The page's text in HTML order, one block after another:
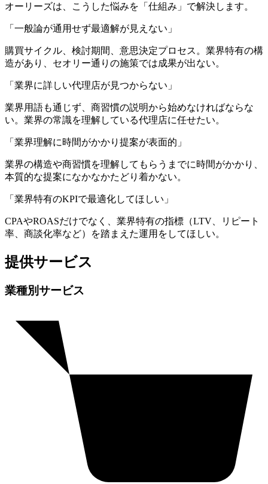
オーリーズは、こうした悩みを「仕組み」で解決します。
「一般論が通用せず最適解が見えない」
購買サイクル、検討期間、意思決定プロセス。業界特有の構
造があり、セオリー通りの施策では成果が出ない。
「業界に詳しい代理店が見つからない」
業界用語も通じず、商習慣の説明から始めなければならな
い。業界の常識を理解している代理店に任せたい。
「業界理解に時間がかかり提案が表面的」
業界の構造や商習慣を理解してもらうまでに時間がかかり、
本質的な提案になかなかたどり着かない。
「業界特有のKPIで最適化してほしい」
CPAやROASだけでなく、業界特有の指標（LTV、リピート
率、商談化率など）を踏まえた運用をしてほしい。
提供サービス
業種別サービス